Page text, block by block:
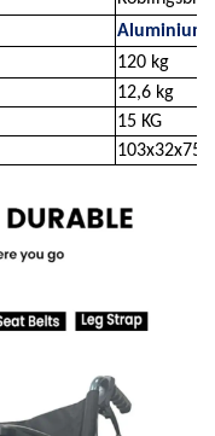
120 kg
12,6 kg
15 KG